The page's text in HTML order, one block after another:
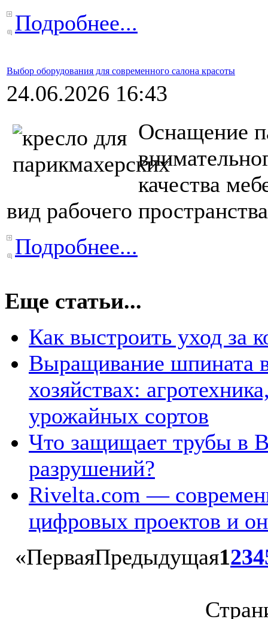
Подробнее...
Выбор оборудования для современного салона красоты
24.06.2026 16:43
Оснащение
качества
вид рабочего
Подробнее...
Еще статьи...
Как выстроить уход за
Выращивание шпината
хозяйствах:
урожайных сортов
Что защищает трубы в
разрушений?
Rivelta.com —
цифровых проектов и
«ПерваяПредыдущая1234